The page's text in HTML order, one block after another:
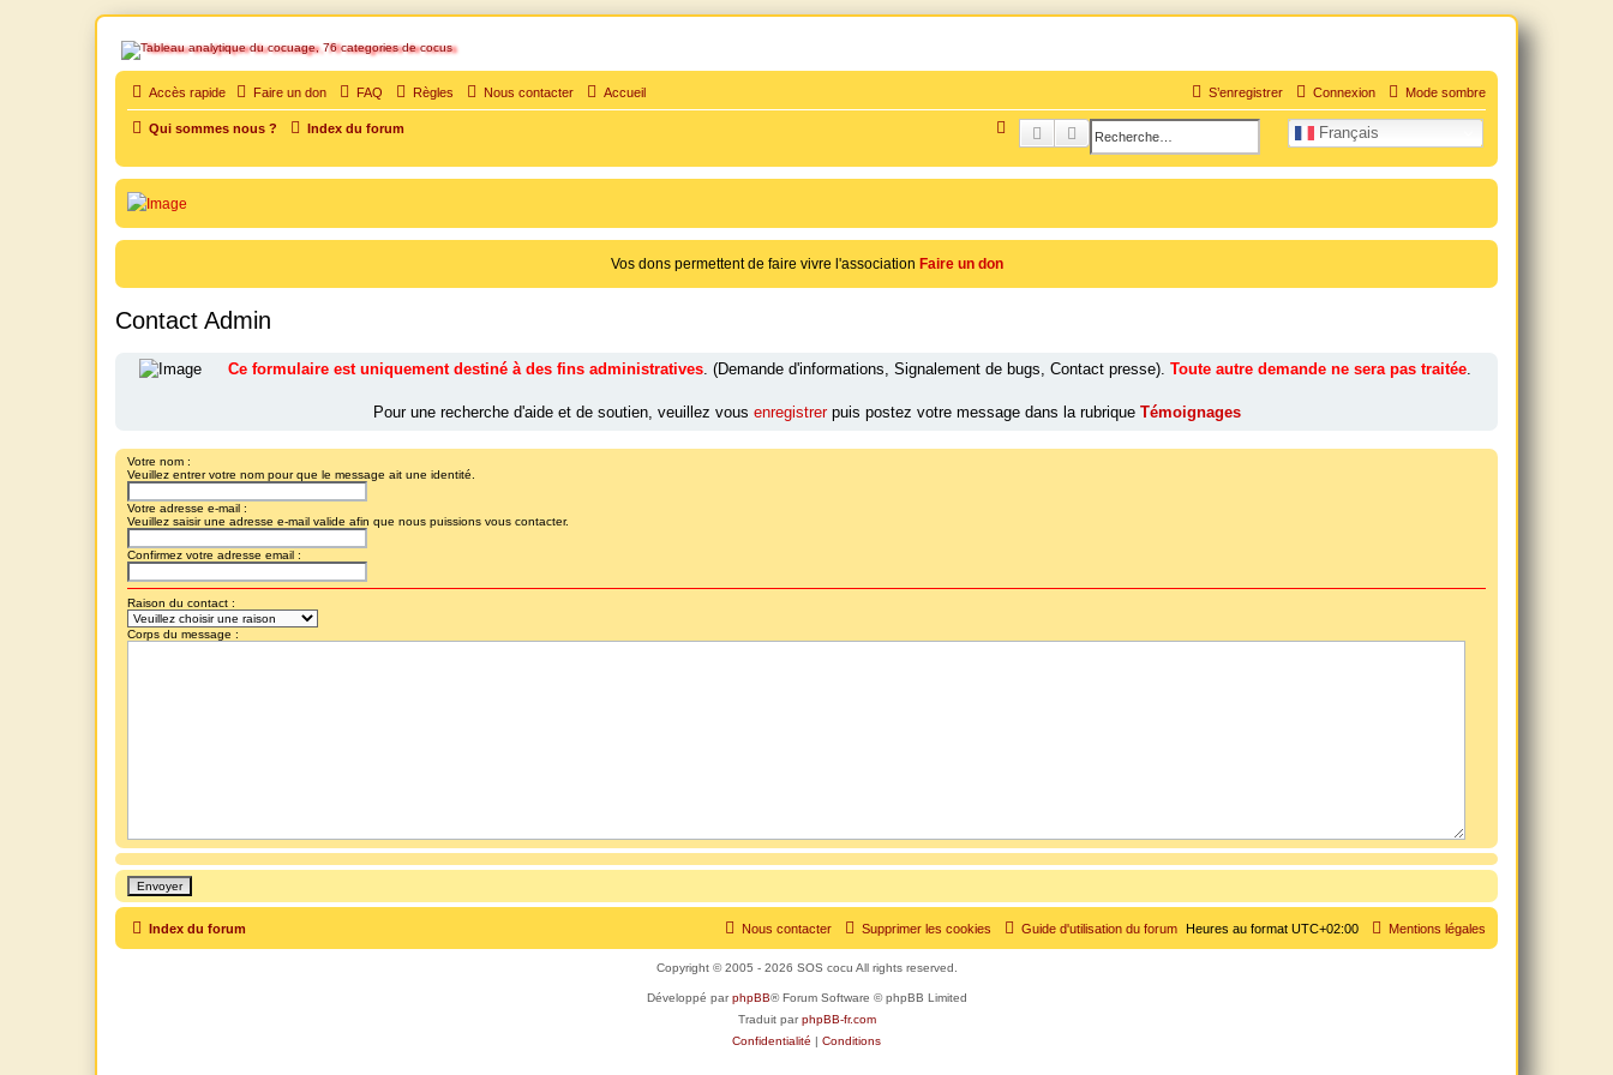
SOS cocu
SOS cocu est une association loi 1901 dont l'objet est le soutien aux victimes d'adultère. Pouvoir parler, se confier, recevoir un soutien moral pour traverser une situation personnelle douloureuse
Accès rapide Mode sombre
Faire un don FAQ Règles Nous contacter Accueil Connexion
S’enregistrer
Qui sommes nous ? Index du forum Français
RechercherRecherche avancée
e
Vos dons permettent de faire vivre l'association Faire un don
Contact Admin
Ce formulaire est uniquement destiné à des fins administratives . (Demande d'informations, Signalement de bugs, Contact presse). Toute autre demande ne sera pas traitée
Pour une recherche d'aide et de soutien, veuillez vous enregistrerpuis postez votre message dans la rubrique Témoignages
Votre nom :
Veuillez entrer votre nom pour que le message ait une identité.
Votre adresse e-mail :
Veuillez saisir une adresse e-mail valide afin que nous puissions vous contacter.
Confirmez votre adresse email :
Raison du contact :
Corps du message :
Index du forum Mentions légales
Heures au format UTC+02:00
Guide d'utilisation du forum
Supprimer les cookies
Nous contacter
Copyright © 2005 - 2026 SOS cocu All rights reserved.
Développé parphpBB® Forum Software © phpBB Limited
Traduit parphpBB-fr.com
Confidentialité | Conditions